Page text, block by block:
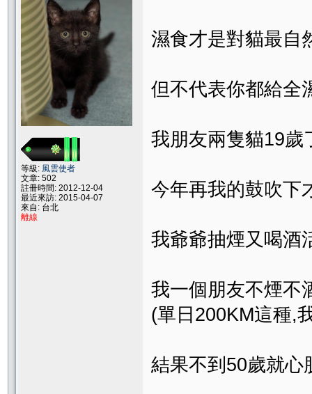
等級: 風雲使者
文章: 502
註冊時間: 2012-12-04
最近來訪: 2015-04-07
來自: 台北
離線
濕食才是對貓最自
但不代表你都給全
我朋友兩隻貓19歲
今年再我的鼓吹下
我爺爺抽煙又喝酒
我一個朋友不煙不
(單日200KM這種,
結果不到50歲就心